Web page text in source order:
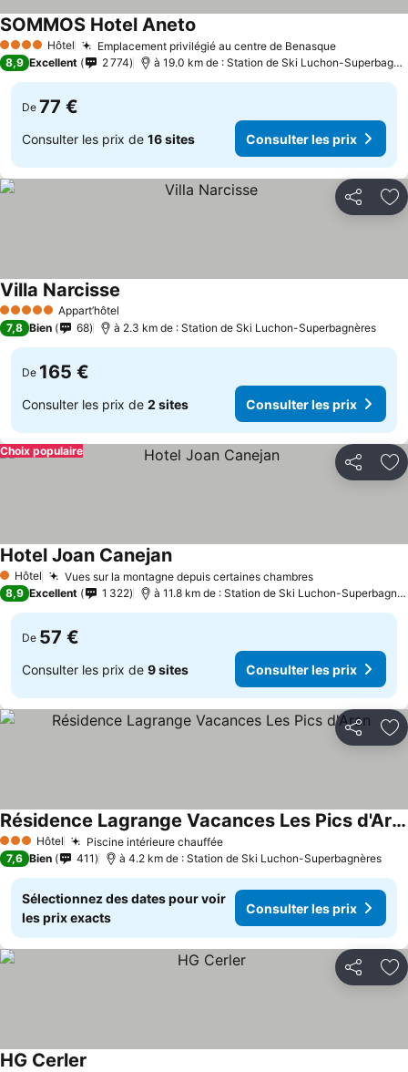
4 Étoiles Hôtel Emplacement privilégié au centre de Benasque
SOMMOS Hotel Aneto
8,9 Excellent 2 774 à 19.0 km de : Station de Ski Luchon-Superbagnères
De 77 €
Consulter les prix de 16 sites Consulter les prix
Partager
5 Étoiles Appart’hôtel
Villa Narcisse
7,8 Bien 68 à 2.3 km de : Station de Ski Luchon-Superbagnères
De 165 €
Consulter les prix de 2 sites Consulter les prix
Partager
Choix populaire
1 Étoiles
Hôtel Vues sur la montagne depuis certaines chambres
Hotel Joan Canejan
8,9 Excellent 1 322 à 11.8 km de : Station de Ski Luchon-Superbagnères
De 57 €
Consulter les prix de 9 sites Consulter les prix
Partager
3 ÉtoilesHôtel Piscine intérieure chauffée
Résidence Lagrange Vacances Les Pics d'Aran
7,6 Bien 411 à 4.2 km de : Station de Ski Luchon-Superbagnères
Sélectionnez des dates pour voir
les prix exacts
Consulter les prix
Partager
HG Cerler